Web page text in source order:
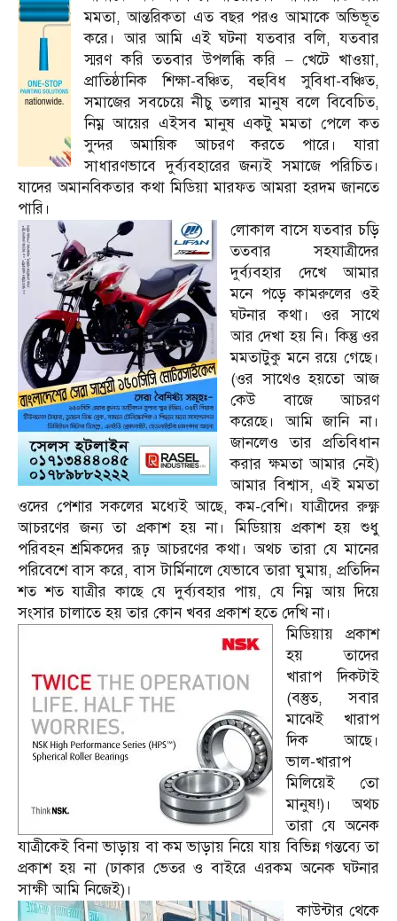
মমতা, আন্তরিকতা এত বছর পরও আমাকে অভিভূত
করে। আর আমি এই ঘটনা যতবার বলি, যতবার
স্মরণ করি ততবার উপলব্ধি করি – খেটে খাওয়া,
প্রাতিষ্ঠানিক শিক্ষা-বঞ্চিত, বহুবিধ সুবিধা-বঞ্চিত,
সমাজের সবচেয়ে নীচু তলার মানুষ বলে বিবেচিত,
নিম্ন আয়ের এইসব মানুষ একটু মমতা পেলে কত
সুন্দর অমায়িক আচরণ করতে পারে। যারা
সাধারণভাবে দুর্ব্যবহারের জন্যই সমাজে পরিচিত।
যাদের অমানবিকতার কথা মিডিয়া মারফত আমরা হরদম জানতে
পারি।
লোকাল বাসে যতবার চড়ি
ততবার সহযাত্রীদের
দুর্ব্যবহার দেখে আমার
মনে পড়ে কামরুলের ওই
ঘটনার কথা। ওর সাথে
আর দেখা হয় নি। কিন্তু ওর
মমতাটুকু মনে রয়ে গেছে।
(ওর সাথেও হয়তো আজ
কেউ বাজে আচরণ
করেছে। আমি জানি না।
জানলেও তার প্রতিবিধান
করার ক্ষমতা আমার নেই)
আমার বিশ্বাস, এই মমতা
ওদের পেশার সকলের মধ্যেই আছে, কম-বেশি। যাত্রীদের রুক্ষ্ণ
আচরণের জন্য তা প্রকাশ হয় না। মিডিয়ায় প্রকাশ হয় শুধু
পরিবহন শ্রমিকদের রূঢ় আচরণের কথা। অথচ তারা যে মানের
পরিবেশে বাস করে, বাস টার্মিনালে যেভাবে তারা ঘুমায়, প্রতিদিন
শত শত যাত্রীর কাছে যে দুর্ব্যবহার পায়, যে নিম্ন আয় দিয়ে
সংসার চালাতে হয় তার কোন খবর প্রকাশ হতে দেখি না।
মিডিয়ায় প্রকাশ
হয় তাদের
খারাপ দিকটাই
(বস্তুত, সবার
মাঝেই খারাপ
দিক আছে।
ভাল-খারাপ
মিলিয়েই তো
মানুষ!)। অথচ
তারা যে অনেক
যাত্রীকেই বিনা ভাড়ায় বা কম ভাড়ায় নিয়ে যায় বিভিন্ন গন্তব্যে তা
প্রকাশ হয় না (ঢাকার ভেতর ও বাইরে এরকম অনেক ঘটনার
সাক্ষী আমি নিজেই)।
কাউন্টার থেকে